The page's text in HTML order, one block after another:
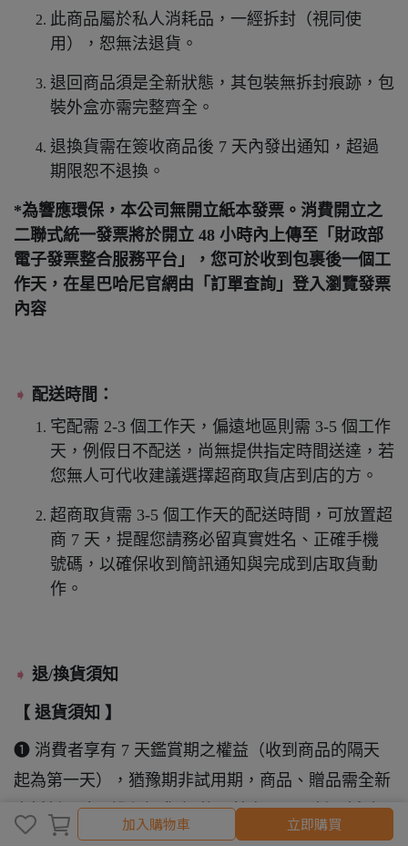
加入購物車
加入購物車 立即購買
此商品屬於私人消耗品，一經拆封（視同使
用），恕無法退貨。
退回商品須是全新狀態，其包裝無拆封痕跡，包
裝外盒亦需完整齊全。
退換貨需在簽收商品後 7 天內發出通知，超過
期限恕不退換。
*為響應環保，本公司無開立紙本發票。消費開立之
二聯式統一發票將於開立 48 小時內上傳至「財政部
電子發票整合服務平台」，您可於收到包裹後一個工
作天，在星巴哈尼官網由「訂單查詢」登入瀏覽發票
內容
➧ 配送時間：
宅配需 2-3 個工作天，偏遠地區則需 3-5 個工作
天，例假日不配送，尚無提供指定時間送達，若
您無人可代收建議選擇超商取貨店到店的方。
超商取貨需 3-5 個工作天的配送時間，可放置超
商 7 天，提醒您請務必留真實姓名、正確手機
號碼，以確保收到簡訊通知與完成到店取貨動
作。
➧ 退/換貨須知
【 退貨須知 】
➊ 消費者享有 7 天鑑賞期之權益（收到商品的隔天
起為第一天），猶豫期非試用期，商品、贈品需全新
未拆封，才可進行退貨/退款，若產品已開封（拆除
塑膠封膜，即算開封狀態），恕無法辦理退貨 / 退款